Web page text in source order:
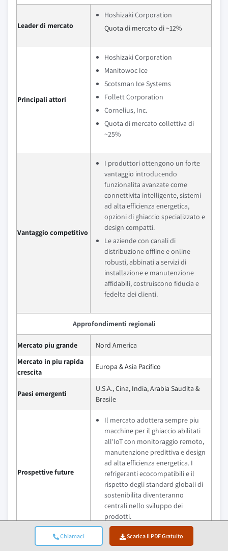
Chiamaci Scarica Il PDF Gratuito
Leader di mercato
Hoshizaki Corporation
Quota di mercato di ~12%
Principali attori
Hoshizaki Corporation
Manitowoc Ice
Scotsman Ice Systems
Follett Corporation
Cornelius, Inc.
Quota di mercato collettiva di
~25%
Vantaggio competitivo
I produttori ottengono un forte
vantaggio introducendo
funzionalita avanzate come
connettivita intelligente, sistemi
ad alta efficienza energetica,
opzioni di ghiaccio specializzato e
design compatti.
Le aziende con canali di
distribuzione offline e online
robusti, abbinati a servizi di
installazione e manutenzione
affidabili, costruiscono fiducia e
fedelta dei clienti.
Approfondimenti regionali
Mercato piu grande
Nord America
Mercato in piu rapida
crescita
Europa & Asia Pacifico
Paesi emergenti
U.S.A., Cina, India, Arabia Saudita &
Brasile
Prospettive future
Il mercato adottera sempre piu
macchine per il ghiaccio abilitati
all'IoT con monitoraggio remoto,
manutenzione predittiva e design
ad alta efficienza energetica. I
refrigeranti ecocompatibili e il
rispetto degli standard globali di
sostenibilita diventeranno
centrali nello sviluppo dei
prodotti.
Quali sono le opportunità di crescita in questo